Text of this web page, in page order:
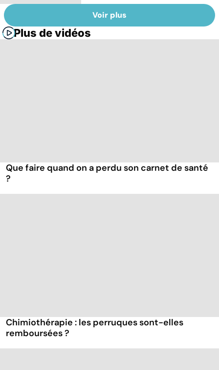
Voir plus
Plus de vidéos
Que faire quand on a perdu son carnet de santé
?
Chimiothérapie : les perruques sont-elles
remboursées ?